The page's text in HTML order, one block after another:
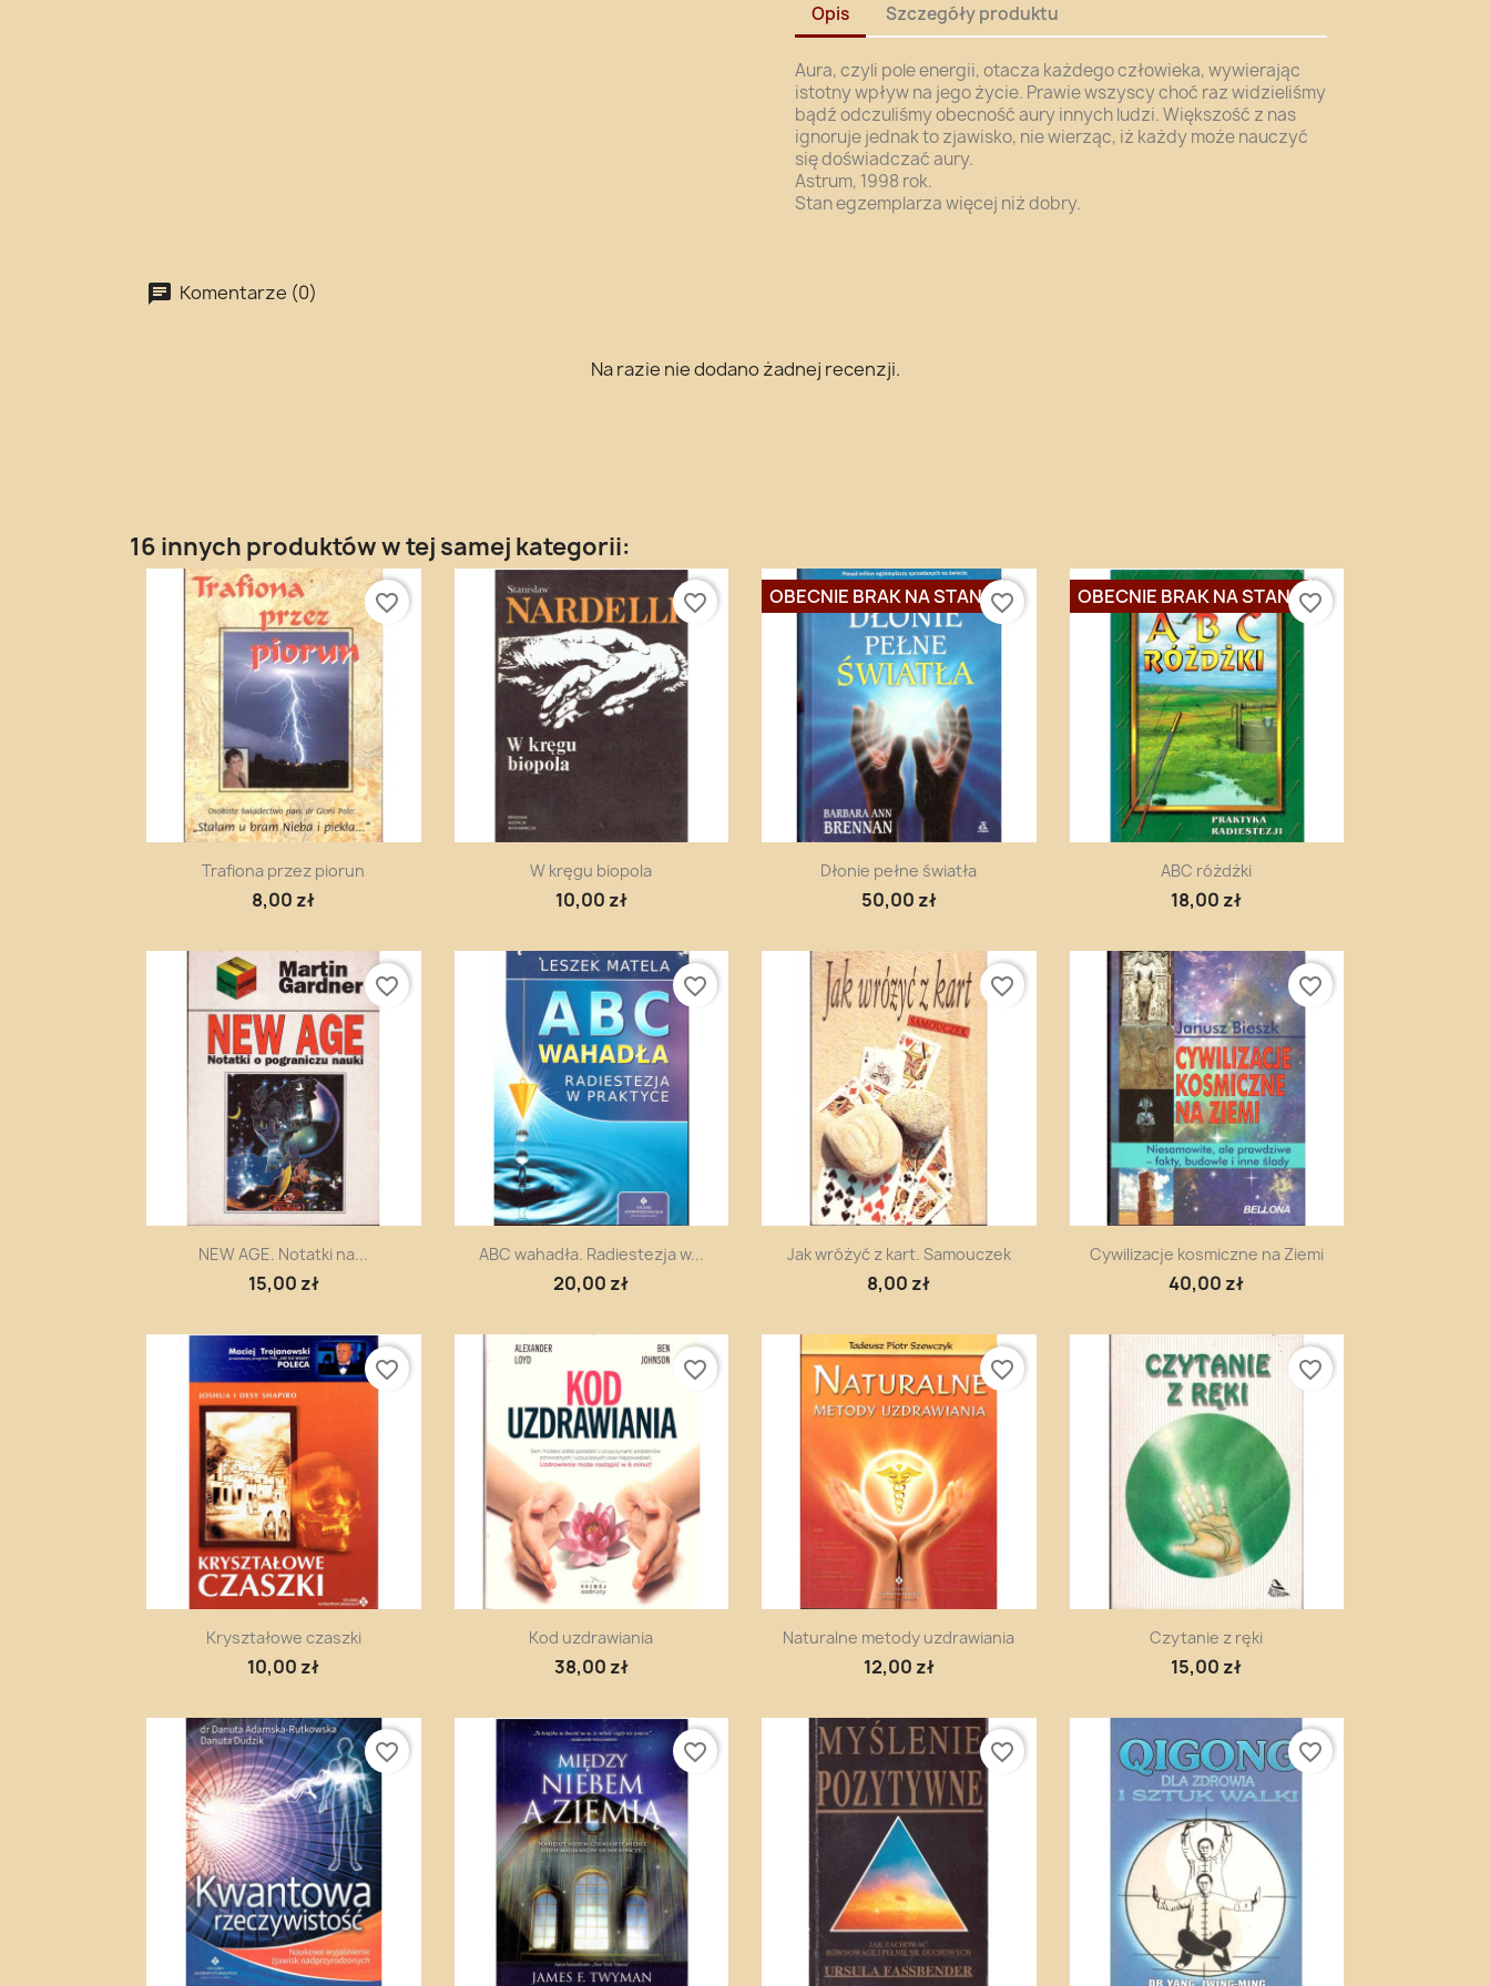
Opis Szczegóły produktu
Aura, czyli pole energii, otacza każdego człowieka, wywierając
istotny wpływ na jego życie. Prawie wszyscy choć raz widzieliśmy
bądź odczuliśmy obecność aury innych ludzi. Większość z nas
ignoruje jednak to zjawisko, nie wierząc, iż każdy może nauczyć
się doświadczać aury.
Astrum, 1998 rok.
Stan egzemplarza więcej niż dobry.
Komentarze (0)
Na razie nie dodano żadnej recenzji.
16 innych produktów w tej samej kategorii:
Szybki podgląd
Trafiona przez piorun
8,00 zł
favorite_border
Szybki podgląd
W kręgu biopola
10,00 zł
favorite_border
Szybki podgląd
Dłonie pełne światła
50,00 zł
OBECNIE BRAK NA STANIEfavorite_border
Szybki podgląd
ABC różdżki
18,00 zł
OBECNIE BRAK NA STANIEfavorite_border
Szybki podgląd
NEW AGE. Notatki na...
15,00 zł
favorite_border
Szybki podgląd
ABC wahadła. Radiestezja w...
20,00 zł
favorite_border
Szybki podgląd
Jak wróżyć z kart. Samouczek
8,00 zł
favorite_border
Szybki podgląd
Cywilizacje kosmiczne na Ziemi
40,00 zł
favorite_border
Szybki podgląd
Kryształowe czaszki
10,00 zł
favorite_border
Szybki podgląd
Kod uzdrawiania
38,00 zł
favorite_border
Szybki podgląd
Naturalne metody uzdrawiania
12,00 zł
favorite_border
Szybki podgląd
Czytanie z ręki
15,00 zł
favorite_border
favorite_border favorite_border favorite_border favorite_border